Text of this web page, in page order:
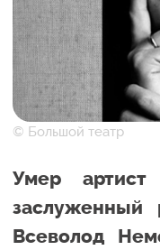
© Большой театр
Умер
заслуженный
Всеволод